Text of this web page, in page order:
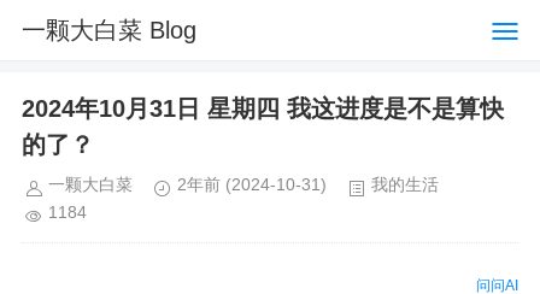
一颗大白菜 Blog
2024年10月31日 星期四 我这进度是不是算快
的了？
一颗大白菜 2年前 (2024-10-31)
我的生活
1184
问问AI